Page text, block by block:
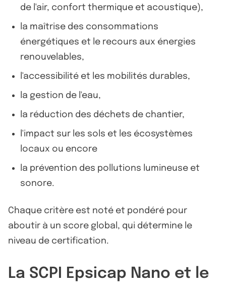
de l'air, confort thermique et acoustique),
la maîtrise des consommations
énergétiques et le recours aux énergies
renouvelables,
l'accessibilité et les mobilités durables,
la gestion de l'eau,
la réduction des déchets de chantier,
l'impact sur les sols et les écosystèmes
locaux ou encore
la prévention des pollutions lumineuse et
sonore.
Chaque critère est noté et pondéré pour
aboutir à un score global, qui détermine le
niveau de certification.
La SCPI Epsicap Nano et le